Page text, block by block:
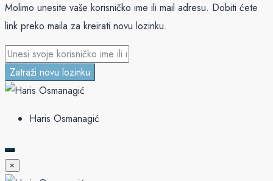
Molimo unesite vaše korisničko ime ili mail adresu. Dobiti ćete
link preko maila za kreirati novu lozinku.
Zatraži novu lozinku
Haris Osmanagić
×